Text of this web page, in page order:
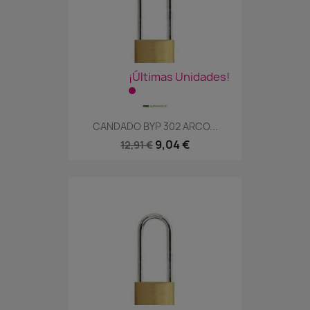
¡Últimas Unidades!
CANDADO BYP 302 ARCO...
12,91 € 9,04 €